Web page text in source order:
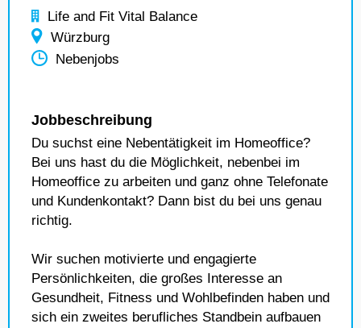
Life and Fit Vital Balance
Würzburg
Nebenjobs
Jobbeschreibung
Du suchst eine Nebentätigkeit im Homeoffice?
Bei uns hast du die Möglichkeit, nebenbei im
Homeoffice zu arbeiten und ganz ohne Telefonate
und Kundenkontakt? Dann bist du bei uns genau
richtig.
Wir suchen motivierte und engagierte
Persönlichkeiten, die großes Interesse an
Gesundheit, Fitness und Wohlbefinden haben und
sich ein zweites berufliches Standbein aufbauen